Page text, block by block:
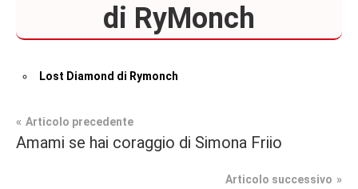
di RyMonch
Lost Diamond di Rymonch
Tag
Prossime
Navigazione
Articolo precedente
Amami se hai coraggio di Simona Friio
Articolo successivo